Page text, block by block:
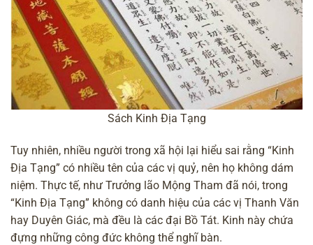
Sách Kinh Địa Tạng
Tuy nhiên, nhiều người trong xã hội lại hiểu sai rằng “Kinh
Địa Tạng” có nhiều tên của các vị quỷ, nên họ không dám
niệm. Thực tế, như Trưởng lão Mộng Tham đã nói, trong
“Kinh Địa Tạng” không có danh hiệu của các vị Thanh Văn
hay Duyên Giác, mà đều là các đại Bồ Tát. Kinh này chứa
đựng những công đức không thể nghĩ bàn.